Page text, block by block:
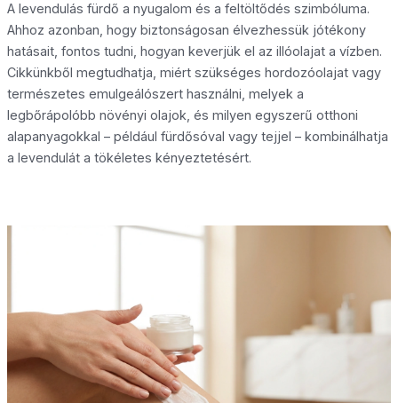
A levendulás fürdő a nyugalom és a feltöltődés szimbóluma.
Ahhoz azonban, hogy biztonságosan élvezhessük jótékony
hatásait, fontos tudni, hogyan keverjük el az illóolajat a vízben.
Cikkünkből megtudhatja, miért szükséges hordozóolajat vagy
természetes emulgeálószert használni, melyek a
legbőrápolóbb növényi olajok, és milyen egyszerű otthoni
alapanyagokkal – például fürdősóval vagy tejjel – kombinálhatja
a levendulát a tökéletes kényeztetésért.